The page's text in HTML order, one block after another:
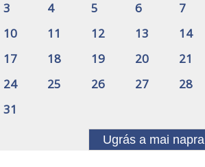
3
4 5 6 7
10
11 12 13 14
17
18 19 20 21
24
25 26 27 28
31
Ugrás a mai napra